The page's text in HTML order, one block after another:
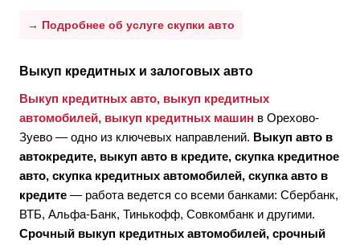
→ Подробнее об услуге скупки авто
Выкуп кредитных и залоговых авто
Выкуп кредитных авто, выкуп кредитных
автомобилей, выкуп кредитных машин в Орехово-
Зуево — одно из ключевых направлений. Выкуп авто в
автокредите, выкуп авто в кредите, скупка кредитное
авто, скупка кредитных автомобилей, скупка авто в
кредите — работа ведется со всеми банками: Сбербанк,
ВТБ, Альфа-Банк, Тинькофф, Совкомбанк и другими.
Срочный выкуп кредитных автомобилей, срочный